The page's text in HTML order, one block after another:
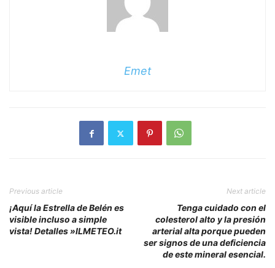
Emet
Previous article
¡Aquí la Estrella de Belén es
visible incluso a simple
vista! Detalles »ILMETEO.it
Next article
Tenga cuidado con el
colesterol alto y la presión
arterial alta porque pueden
ser signos de una deficiencia
de este mineral esencial.